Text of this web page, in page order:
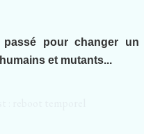
pour changer un
et mutants...